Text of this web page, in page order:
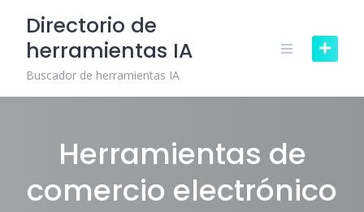
content
Directorio de
herramientas IA
Buscador de herramientas IA
Herramientas de
comercio electrónico